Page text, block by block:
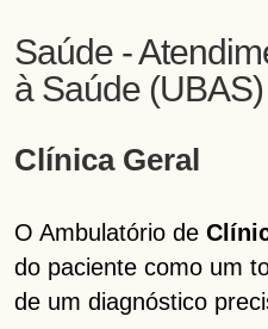
Saúde -
à Saúde (UBAS)
Clínica Geral
O Ambulatório de
do paciente como um
de um diagnóstico